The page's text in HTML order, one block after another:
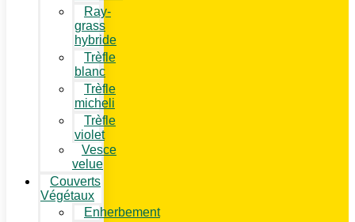
Ray-
grass
hybride
Trèfle
blanc
Trèfle
micheli
Trèfle
violet
Vesce
velue
Couverts
Végétaux
Enherbement